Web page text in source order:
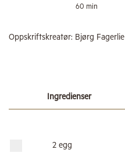
60 min
Oppskriftskreatør: Bjørg Fagerlie
Ingredienser
2 egg